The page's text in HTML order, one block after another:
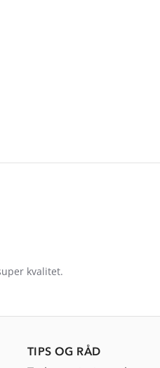
kvalitet.
TIPS OG RÅD